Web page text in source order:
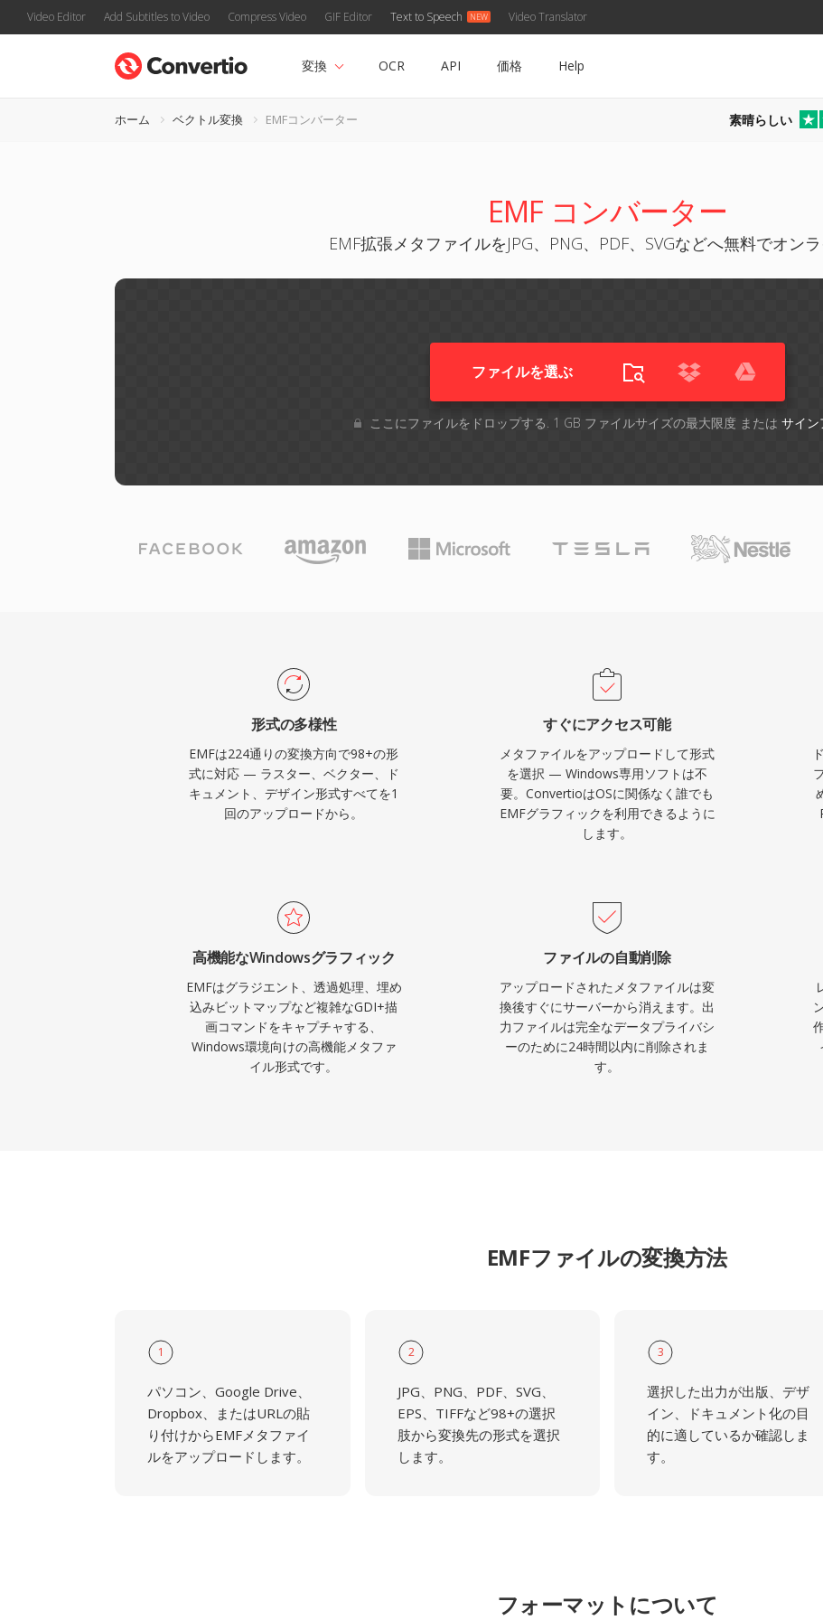
Video Editor Add Subtitles to Video Compress Video GIF Editor Text to Speech Video Translator
変換 OCR API 価格 Help
ホーム ベクトル変換 EMFコンバーター 素晴らしい
EMF コンバーター
EMF拡張メタファイルをJPG、PNG、PDF、SVGなどへ無料でオン
ファイルを選ぶ
ここにファイルをドロップする. 1 GB ファイルサイズの最大限度 または サイン
形式の多様性
EMFは224通りの変換方向で98+の形
式に対応 — ラスター、ベクター、ド
キュメント、デザイン形式すべてを1
回のアップロードから。
すぐにアクセス可能
メタファイルをアップロードして形式
を選択 — Windows専用ソフトは不
要。ConvertioはOSに関係なく誰でも
EMFグラフィックを利用できるように
します。
高機能なWindowsグラフィック
EMFはグラジエント、透過処理、埋め
込みビットマップなど複雑なGDI+描
画コマンドをキャプチャする、
Windows環境向けの高機能メタファ
イル形式です。
ファイルの自動削除
アップロードされたメタファイルは変
換後すぐにサーバーから消えます。出
力ファイルは完全なデータプライバシ
ーのために24時間以内に削除されま
す。
EMFファイルの変換方法
1
パソコン、Google Drive、
Dropbox、またはURLの貼
り付けからEMFメタファイ
ルをアップロードします。
2
JPG、PNG、PDF、SVG、
EPS、TIFFなど98+の選択
肢から変換先の形式を選択
します。
3
選択した出力が出版、デザ
イン、ドキュメント化の目
的に適しているか確認しま
す。
フォーマットについて